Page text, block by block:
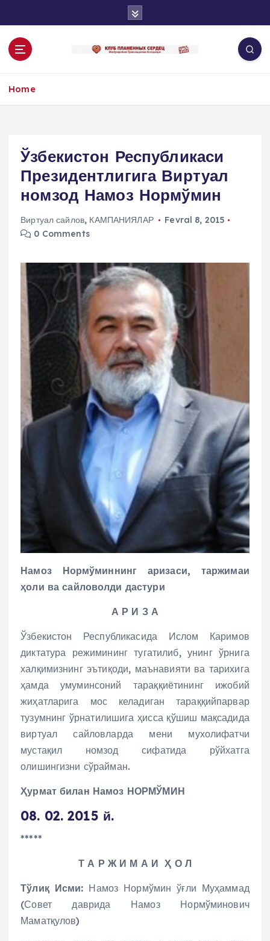
o
Home
Ўзбекистон Республикаси
Президентлигига Виртуал
номзод Намоз Нормўмин
Виртуал сайлов, КАМПАНИЯЛАР
Fevral 8, 2015
0 Comments
Намоз Нормўминнинг аризаси, таржимаи
ҳоли ва сайловолди дастури
А Р И З А
Ўзбекистон Республикасида Ислом Каримов
диктатура режимининг тугатилиб, унинг ўрнига
халқимизнинг эътиқоди, маънавияти ва тарихига
ҳамда умуминсоний тараққиётининг ижобий
жиҳатларига мос келадиган тараққийпарвар
тузумнинг ўрнатилишига ҳисса қўшиш мақсадида
виртуал сайловларда мени мухолифатчи
мустақил номзод сифатида рўйхатга
олишингизни сўрайман.
Ҳурмат билан Намоз НОРМЎМИН
08. 02. 2015 й.
*****
Т А Р Ж И М А И Ҳ О Л
Тўлиқ Исми: Намоз Нормўмин ўғли Муҳаммад
(Совет даврида Намоз Нормўминович
Маматқулов)